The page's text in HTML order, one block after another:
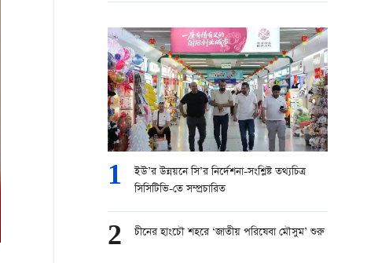
1
ইউ’র উন্নয়নে সি’র নির্দেশনা-সংশ্লিষ্ট তথ্যচিত্র
সিসিটিভি-তে সম্প্রচারিত
2 চীনের হাংচৌ শহরে ‘জাতীয় পরিষেবা মৌসুম’ শুরু